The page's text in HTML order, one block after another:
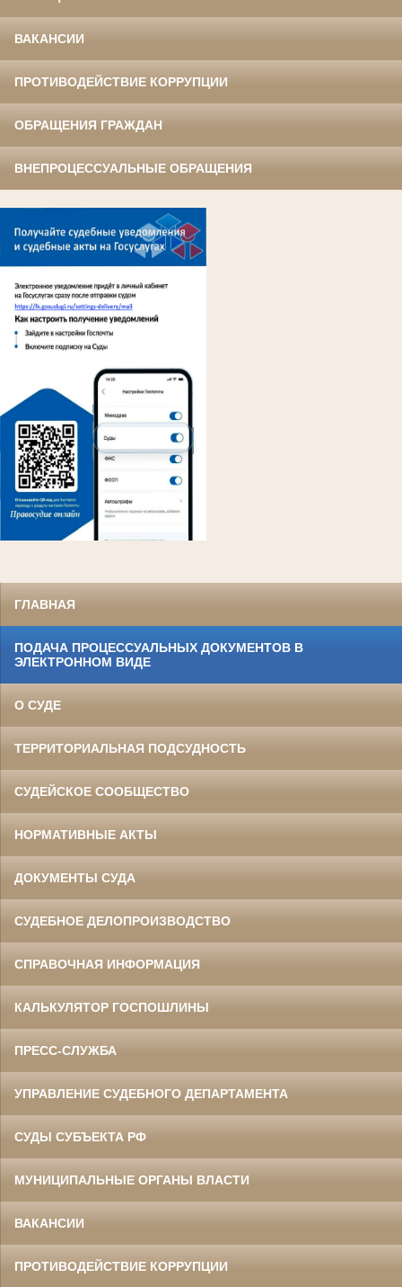
ВАКАНСИИ
ПРОТИВОДЕЙСТВИЕ КОРРУПЦИИ
ОБРАЩЕНИЯ ГРАЖДАН
ВНЕПРОЦЕССУАЛЬНЫЕ ОБРАЩЕНИЯ
ГЛАВНАЯ
ПОДАЧА ПРОЦЕССУАЛЬНЫХ ДОКУМЕНТОВ В
ЭЛЕКТРОННОМ ВИДЕ
О СУДЕ
ТЕРРИТОРИАЛЬНАЯ ПОДСУДНОСТЬ
СУДЕЙСКОЕ СООБЩЕСТВО
НОРМАТИВНЫЕ АКТЫ
ДОКУМЕНТЫ СУДА
СУДЕБНОЕ ДЕЛОПРОИЗВОДСТВО
СПРАВОЧНАЯ ИНФОРМАЦИЯ
КАЛЬКУЛЯТОР ГОСПОШЛИНЫ
ПРЕСС-СЛУЖБА
УПРАВЛЕНИЕ СУДЕБНОГО ДЕПАРТАМЕНТА
СУДЫ СУБЪЕКТА РФ
МУНИЦИПАЛЬНЫЕ ОРГАНЫ ВЛАСТИ
ВАКАНСИИ
ПРОТИВОДЕЙСТВИЕ КОРРУПЦИИ